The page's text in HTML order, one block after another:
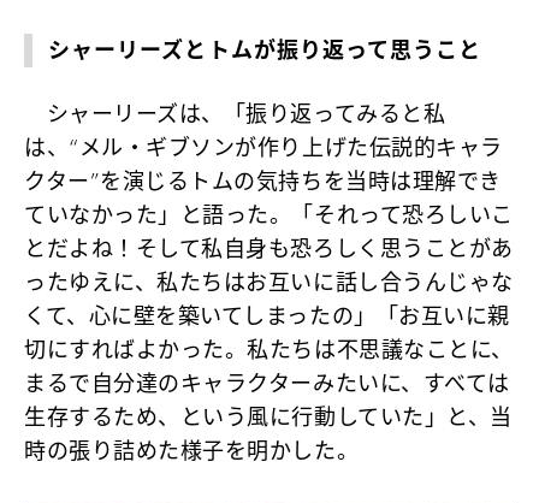
シャーリーズとトムが振り返って思うこと
シャーリーズは、「振り返ってみると私
は、“メル・ギブソンが作り上げた伝説的キャラ
クター”を演じるトムの気持ちを当時は理解でき
ていなかった」と語った。「それって恐ろしいこ
とだよね！そして私自身も恐ろしく思うことがあ
ったゆえに、私たちはお互いに話し合うんじゃな
くて、心に壁を築いてしまったの」「お互いに親
切にすればよかった。私たちは不思議なことに、
まるで自分達のキャラクターみたいに、すべては
生存するため、という風に行動していた」と、当
時の張り詰めた様子を明かした。